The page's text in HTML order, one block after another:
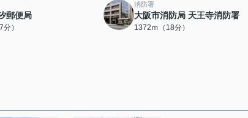
郵便局
）
消防署
大阪市消防局 天王寺消防署
1372ｍ（18分）